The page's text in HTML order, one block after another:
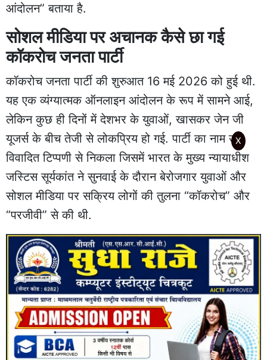
आंदोलन” बताया है.
सोशल मीडिया पर अचानक कैसे छा गई
कॉकरोच जनता पार्टी
कॉकरोच जनता पार्टी की शुरुआत 16 मई 2026 को हुई थी.
यह एक व्यंग्यात्मक ऑनलाइन आंदोलन के रूप में सामने आई,
लेकिन कुछ ही दिनों में देशभर के युवाओं, खासकर जेन जी
यूजर्स के बीच तेजी से लोकप्रिय हो गई. पार्टी का नाम उस
विवादित टिप्पणी से निकला जिसमें भारत के मुख्य न्यायाधीश
जस्टिस सूर्यकांत ने सुनवाई के दौरान बेरोजगार युवाओं और
सोशल मीडिया पर सक्रिय लोगों की तुलना “कॉकरोच” और
“परजीवी” से की थी.
X